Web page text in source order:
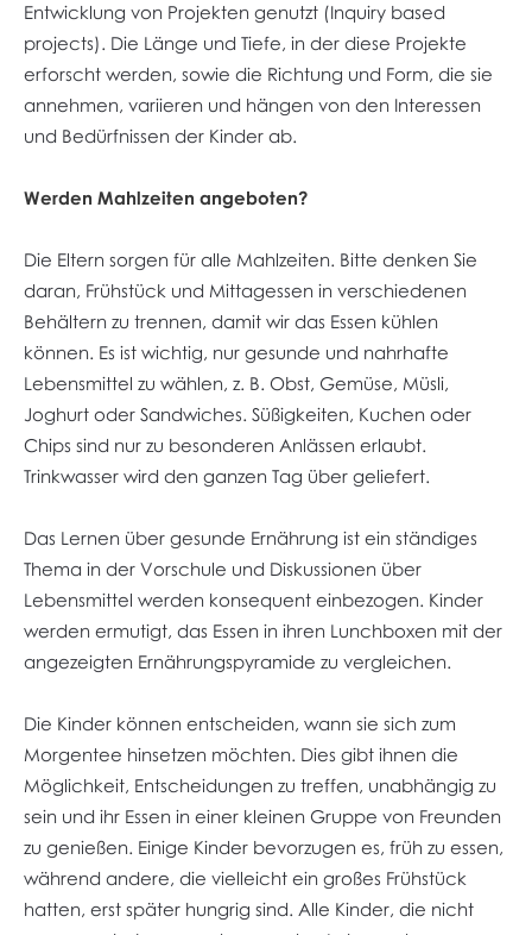
Entwicklung von Projekten genutzt (Inquiry based
projects). Die Länge und Tiefe, in der diese Projekte
erforscht werden, sowie die Richtung und Form, die sie
annehmen, variieren und hängen von den Interessen
und Bedürfnissen der Kinder ab.
Werden Mahlzeiten angeboten?
Die Eltern sorgen für alle Mahlzeiten. Bitte denken Sie
daran, Frühstück und Mittagessen in verschiedenen
Behältern zu trennen, damit wir das Essen kühlen
können. Es ist wichtig, nur gesunde und nahrhafte
Lebensmittel zu wählen, z. B. Obst, Gemüse, Müsli,
Joghurt oder Sandwiches. Süßigkeiten, Kuchen oder
Chips sind nur zu besonderen Anlässen erlaubt.
Trinkwasser wird den ganzen Tag über geliefert.
Das Lernen über gesunde Ernährung ist ein ständiges
Thema in der Vorschule und Diskussionen über
Lebensmittel werden konsequent einbezogen. Kinder
werden ermutigt, das Essen in ihren Lunchboxen mit der
angezeigten Ernährungspyramide zu vergleichen.
Die Kinder können entscheiden, wann sie sich zum
Morgentee hinsetzen möchten. Dies gibt ihnen die
Möglichkeit, Entscheidungen zu treffen, unabhängig zu
sein und ihr Essen in einer kleinen Gruppe von Freunden
zu genießen. Einige Kinder bevorzugen es, früh zu essen,
während andere, die vielleicht ein großes Frühstück
hatten, erst später hungrig sind. Alle Kinder, die nicht